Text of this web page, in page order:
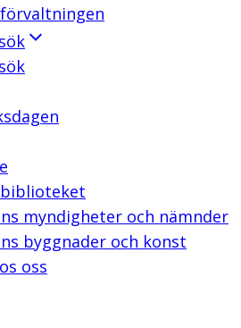
myndigheter och nämnder
byggnader och konst
oss